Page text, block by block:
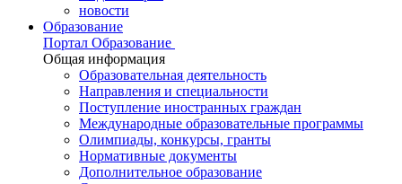
новости
Образование
Портал Образование
Общая информация
Образовательная деятельность
Направления и специальности
Поступление иностранных граждан
Международные образовательные программы
Олимпиады, конкурсы, гранты
Нормативные документы
Дополнительное образование